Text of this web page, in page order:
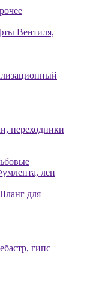
Вентиля,
переходники
лен
для
гипс